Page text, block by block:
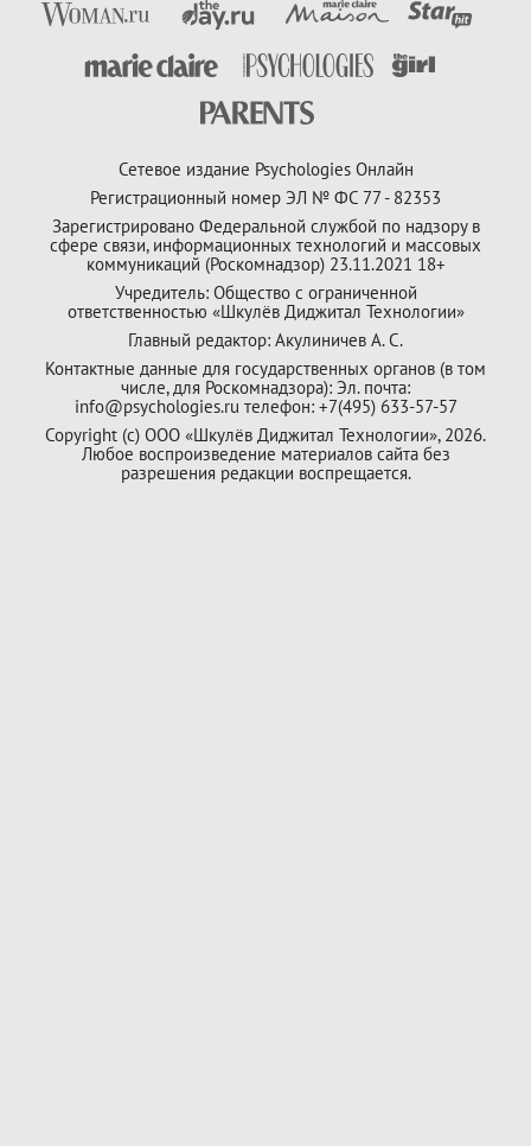
Сетевое издание Psychologies Онлайн
Регистрационный номер ЭЛ № ФС 77 - 82353
Зарегистрировано Федеральной службой по надзору в
сфере связи, информационных технологий и массовых
коммуникаций (Роскомнадзор) 23.11.2021 18+
Учредитель: Общество с ограниченной
ответственностью «Шкулёв Диджитал Технологии»
Главный редактор: Акулиничев А. С.
Контактные данные для государственных органов (в том
числе, для Роскомнадзора): Эл. почта:
info@psychologies.ru телефон: +7(495) 633-57-57
Copyright (с) ООО «Шкулёв Диджитал Технологии», 2026.
Любое воспроизведение материалов сайта без
разрешения редакции воспрещается.